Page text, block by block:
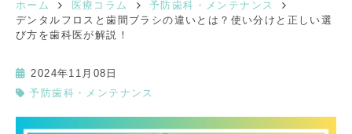
ホーム 医療コラム
予防歯科・メンテナンス
デンタルフロスと歯間ブラシの違いとは？使い分けと正しい選
び方を歯科医が解説！
2024年11月08日
予防歯科・メンテナンス